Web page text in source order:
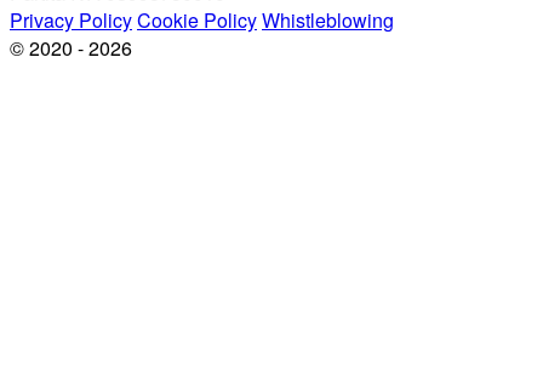
Privacy PolicyCookie PolicyWhistleblowing
© 2020 - 2026